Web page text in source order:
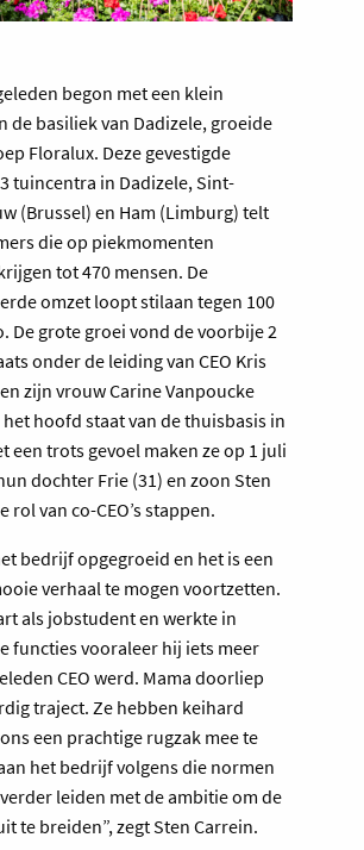
begon met een klein
de basiliek van Dadizele, groeide
Floralux. Deze gevestigde
tuincentra in Dadizele, Sint-
(Brussel) en Ham (Limburg) telt
die op piekmomenten
tot 470 mensen. De
omzet loopt stilaan tegen 100
De grote groei vond de voorbije 2
onder de leiding van CEO Kris
zijn vrouw Carine Vanpoucke
het hoofd staat van de thuisbasis in
een trots gevoel maken ze op 1 juli
dochter Frie (31) en zoon Sten
rol van co-CEO’s stappen.
bedrijf opgegroeid en het is een
verhaal te mogen voortzetten.
als jobstudent en werkte in
functies vooraleer hij iets meer
CEO werd. Mama doorliep
traject. Ze hebben keihard
een prachtige rugzak mee te
het bedrijf volgens die normen
leiden met de ambitie om de
te breiden”, zegt Sten Carrein.